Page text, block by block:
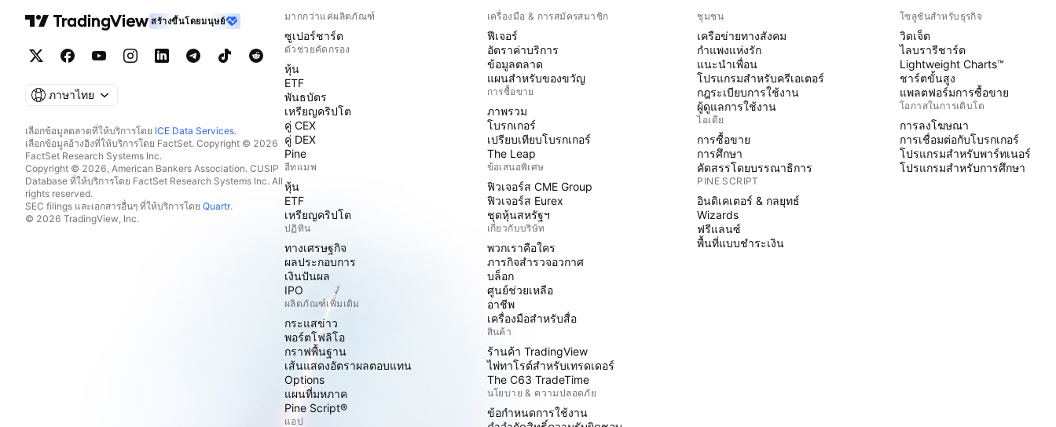
สร้างขึ้นโดยมนุษย์
ภาษาไทย
เลือกข้อมูลตลาดที่ให้บริการโดย ICE Data Services.
เลือกข้อมูลอ้างอิงที่ให้บริการโดย FactSet. Copyright © 2026
FactSet Research Systems Inc.
Copyright © 2026, American Bankers Association. CUSIP
Database ที่ให้บริการโดย FactSet Research Systems Inc. All
rights reserved.
SEC filings และเอกสารอื่นๆ ที่ให้บริการโดย Quartr.
© 2026 TradingView, Inc.
มากกว่าแค่ผลิตภัณฑ์
ซูเปอร์ชาร์ต
ตัวช่วยคัดกรอง
หุ้น
ETF
พันธบัตร
เหรียญคริปโต
คู่ CEX
คู่ DEX
Pine
ฮีทแมพ
หุ้น
ETF
เหรียญคริปโต
ปฏิทิน
ทางเศรษฐกิจ
ผลประกอบการ
เงินปันผล
IPO
ผลิตภัณฑ์เพิ่มเติม
กระแสข่าว
พอร์ตโฟลิโอ
กราฟพื้นฐาน
เส้นแสดงอัตราผลตอบแทน
Options
แผนที่มหภาค
Pine Script®
แอป
เครื่องมือ & การสมัครสมาชิก
ฟีเจอร์
อัตราค่าบริการ
ข้อมูลตลาด
แผนสำหรับของขวัญ
การซื้อขาย
ภาพรวม
โบรกเกอร์
เปรียบเทียบโบรกเกอร์
The Leap
ข้อเสนอพิเศษ
ฟิวเจอร์ส CME Group
ฟิวเจอร์ส Eurex
ชุดหุ้นสหรัฐฯ
เกี่ยวกับบริษัท
พวกเราคือใคร
ภารกิจสำรวจอวกาศ
บล็อก
ศูนย์ช่วยเหลือ
อาชีพ
เครื่องมือสำหรับสื่อ
สินค้า
ร้านค้า TradingView
ไพ่ทาโรต์สำหรับเทรดเดอร์
The C63 TradeTime
นโยบาย & ความปลอดภัย
ข้อกำหนดการใช้งาน
ชุมชน
เครือข่ายทางสังคม
กำแพงแห่งรัก
แนะนำเพื่อน
โปรแกรมสำหรับครีเอเตอร์
กฎระเบียบการใช้งาน
ผู้ดูแลการใช้งาน
ไอเดีย
การซื้อขาย
การศึกษา
คัดสรรโดยบรรณาธิการ
PINE SCRIPT
อินดิเคเตอร์ & กลยุทธ์
Wizards
ฟรีแลนซ์
พื้นที่แบบชำระเงิน
โซลูชันสำหรับธุรกิจ
วิดเจ็ต
ไลบรารีชาร์ต
Lightweight Charts™
ชาร์ตขั้นสูง
แพลตฟอร์มการซื้อขาย
โอกาสในการเติบโต
การลงโฆษณา
การเชื่อมต่อกับโบรกเกอร์
โปรแกรมสำหรับพาร์ทเนอร์
โปรแกรมสำหรับการศึกษา